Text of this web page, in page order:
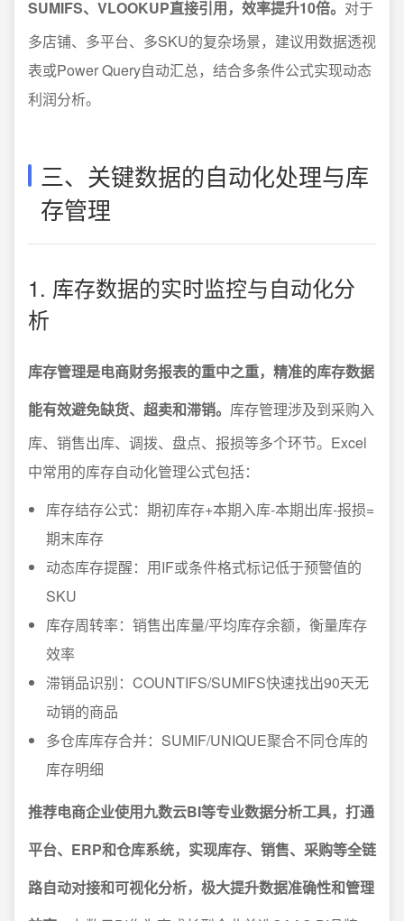
SUMIFS、VLOOKUP直接引用，效率提升10倍。 对于
多店铺、多平台、多SKU的复杂场景，建议用数据透视
表或Power Query自动汇总，结合多条件公式实现动态
利润分析。
三、关键数据的自动化处理与库
存管理
1. 库存数据的实时监控与自动化分
析
库存管理是电商财务报表的重中之重，精准的库存数据
能有效避免缺货、超卖和滞销。 库存管理涉及到采购入
库、销售出库、调拨、盘点、报损等多个环节。Excel
中常用的库存自动化管理公式包括：
库存结存公式：期初库存+本期入库-本期出库-报损=
期末库存
动态库存提醒：用IF或条件格式标记低于预警值的
SKU
库存周转率：销售出库量/平均库存余额，衡量库存
效率
滞销品识别：COUNTIFS/SUMIFS快速找出90天无
动销的商品
多仓库库存合并：SUMIF/UNIQUE聚合不同仓库的
库存明细
推荐电商企业使用九数云BI等专业数据分析工具，打通
平台、ERP和仓库系统，实现库存、销售、采购等全链
路自动对接和可视化分析，极大提升数据准确性和管理